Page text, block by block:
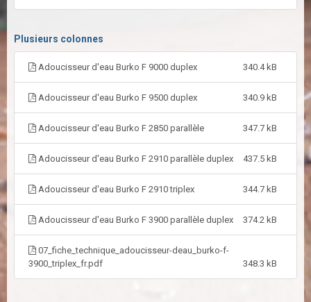
Plusieurs colonnes
Adoucisseur d'eau Burko F 9000 duplex 340.4 kB
Adoucisseur d'eau Burko F 9500 duplex 340.9 kB
Adoucisseur d'eau Burko F 2850 parallèle 347.7 kB
Adoucisseur d'eau Burko F 2910 parallèle duplex 437.5 kB
Adoucisseur d'eau Burko F 2910 triplex 344.7 kB
Adoucisseur d'eau Burko F 3900 parallèle duplex 374.2 kB
07_fiche_technique_adoucisseur-deau_burko-f-
3900_triplex_fr.pdf
348.3 kB